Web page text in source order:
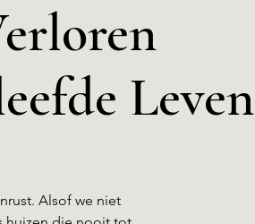
Leven
Alsof we niet